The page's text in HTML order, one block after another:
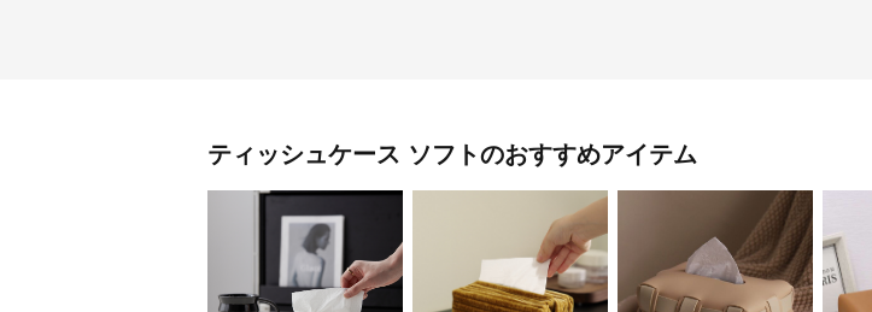
ティッシュケース ソフトのおすすめアイテム